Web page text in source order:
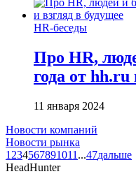
HR-беседы
Про HR,
года от hh.ru
11 января 2024
Новости компаний
Новости рынка
1 234567891011 ...47дальше
HeadHunter